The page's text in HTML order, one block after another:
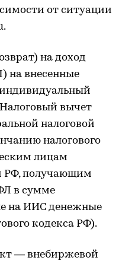
от ситуации
на доход
на внесенные
вычет
налоговой
налогового
лицам
РФ, получающим
в сумме
на ИИС денежные
кодекса РФ).
— внебиржевой